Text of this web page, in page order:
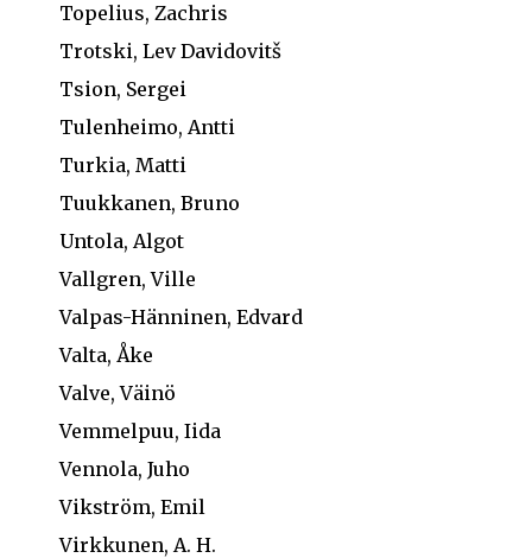
Topelius, Zachris
Trotski, Lev Davidovitš
Tsion, Sergei
Tulenheimo, Antti
Turkia, Matti
Tuukkanen, Bruno
Untola, Algot
Vallgren, Ville
Valpas-Hänninen, Edvard
Valta, Åke
Valve, Väinö
Vemmelpuu, Iida
Vennola, Juho
Vikström, Emil
Virkkunen, A. H.